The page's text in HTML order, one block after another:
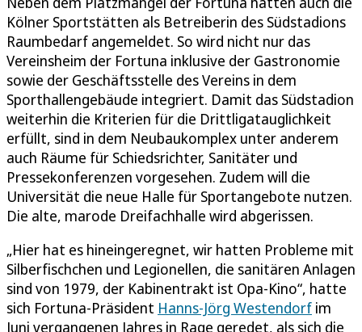
Kölner Sportstätten als Betreiberin des Südstadions
Raumbedarf angemeldet. So wird nicht nur das
Vereinsheim der Fortuna inklusive der Gastronomie
sowie der Geschäftsstelle des Vereins in dem
Sporthallengebäude integriert. Damit das Südstadion
weiterhin die Kriterien für die Drittligatauglichkeit
erfüllt, sind in dem Neubaukomplex unter anderem
auch Räume für Schiedsrichter, Sanitäter und
Pressekonferenzen vorgesehen. Zudem will die
Universität die neue Halle für Sportangebote nutzen.
Die alte, marode Dreifachhalle wird abgerissen.
„Hier hat es hineingeregnet, wir hatten Probleme mit
Silberfischchen und Legionellen, die sanitären Anlagen
sind von 1979, der Kabinentrakt ist Opa-Kino“, hatte
sich Fortuna-Präsident Hanns-Jörg Westendorf im
Juni vergangenen Jahres in Rage geredet, als sich die